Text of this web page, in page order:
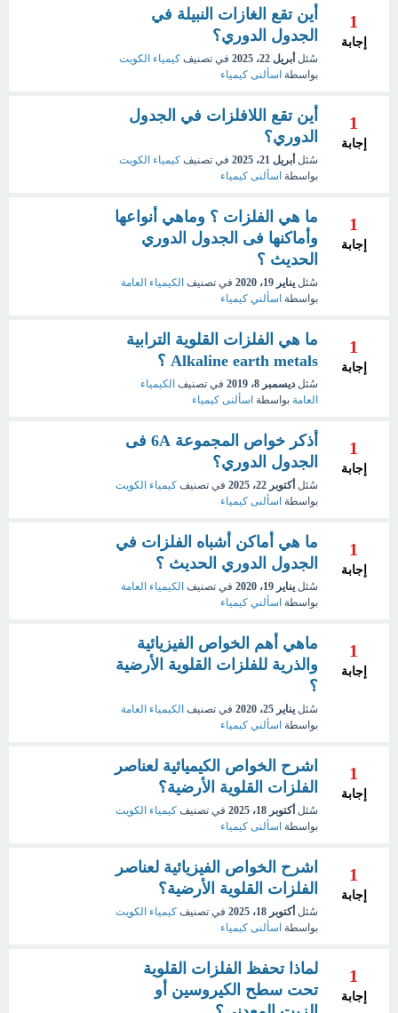
1
إجابة
أين تقع الغازات النبيلة في
الجدول الدوري؟
سُئل أبريل 22، 2025 في تصنيف كيمياء الكويت
بواسطة اسألنى كيمياء
1
إجابة
أين تقع اللافلزات في الجدول
الدوري؟
سُئل أبريل 21، 2025 في تصنيف كيمياء الكويت
بواسطة اسألنى كيمياء
1
إجابة
ما هي الفلزات ؟ وماهي أنواعها
وأماكنها فى الجدول الدوري
الحديث ؟
سُئل يناير 19، 2020 في تصنيف الكيمياء العامة
بواسطة اسألني كيمياء
1
إجابة
ما هي الفلزات القلوية الترابية
Alkaline earth metals ؟
سُئل ديسمبر 8، 2019 في تصنيف الكيمياء
العامة بواسطة اسألنى كيمياء
1
إجابة
أذكر خواص المجموعة 6A فى
الجدول الدوري؟
سُئل أكتوبر 22، 2025 في تصنيف كيمياء الكويت
بواسطة اسألنى كيمياء
1
إجابة
ما هي أماكن أشباه الفلزات في
الجدول الدوري الحديث ؟
سُئل يناير 19، 2020 في تصنيف الكيمياء العامة
بواسطة اسألني كيمياء
1
إجابة
ماهي أهم الخواص الفيزيائية
والذرية للفلزات القلوية الأرضية
؟
سُئل يناير 25، 2020 في تصنيف الكيمياء العامة
بواسطة اسألني كيمياء
1
إجابة
اشرح الخواص الكيميائية لعناصر
الفلزات القلوية الأرضية؟
سُئل أكتوبر 18، 2025 في تصنيف كيمياء الكويت
بواسطة اسألنى كيمياء
1
إجابة
اشرح الخواص الفيزيائية لعناصر
الفلزات القلوية الأرضية؟
سُئل أكتوبر 18، 2025 في تصنيف كيمياء الكويت
بواسطة اسألنى كيمياء
1
إجابة
لماذا تحفظ الفلزات القلوية
تحت سطح الكيروسين أو